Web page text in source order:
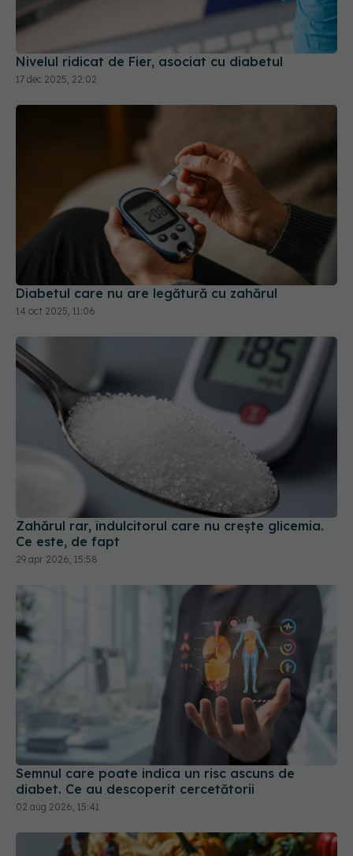
Nivelul ridicat de Fier, asociat cu diabetul
17 dec 2025, 22:02
Diabetul care nu are legătură cu zahărul
Zahărul rar, îndulcitorul care nu crește glicemia.
Ce este, de fapt
29 apr 2026, 15:58
Semnul care poate indica un risc ascuns de
diabet. Ce au descoperit cercetătorii
02 aug 2026, 15:41